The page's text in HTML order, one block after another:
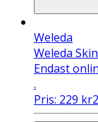
Weleda
Weleda
Endast
.
Pris: 229 kr